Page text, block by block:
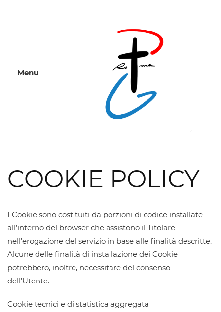
Menu
COOKIE POLICY
I Cookie sono costituiti da porzioni di codice installate
all’interno del browser che assistono il Titolare
nell’erogazione del servizio in base alle finalità descritte.
Alcune delle finalità di installazione dei Cookie
potrebbero, inoltre, necessitare del consenso
dell’Utente.
Cookie tecnici e di statistica aggregata